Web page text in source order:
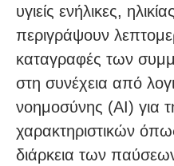
υγιείς ενήλικες,
περιγράψουν
καταγραφές των
στη συνέχεια από
νοημοσύνης (AI) για
χαρακτηριστικών
διάρκεια των